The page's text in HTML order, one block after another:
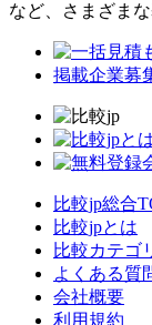
など、さまざま
掲載企業募
比較jp総合
比較jpとは
比較カテゴ
よくある質
会社概要
利用規約